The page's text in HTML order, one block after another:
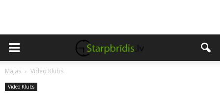
Mājas Video Klubs
Video Klubs